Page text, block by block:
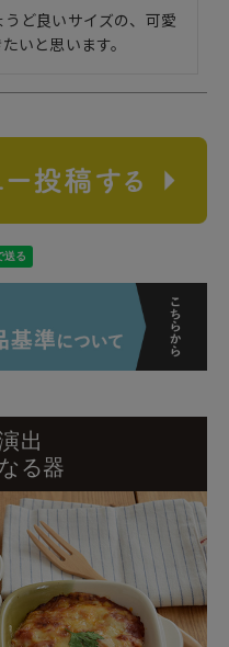
ど良いサイズの、可愛
いと思います。
出
る器